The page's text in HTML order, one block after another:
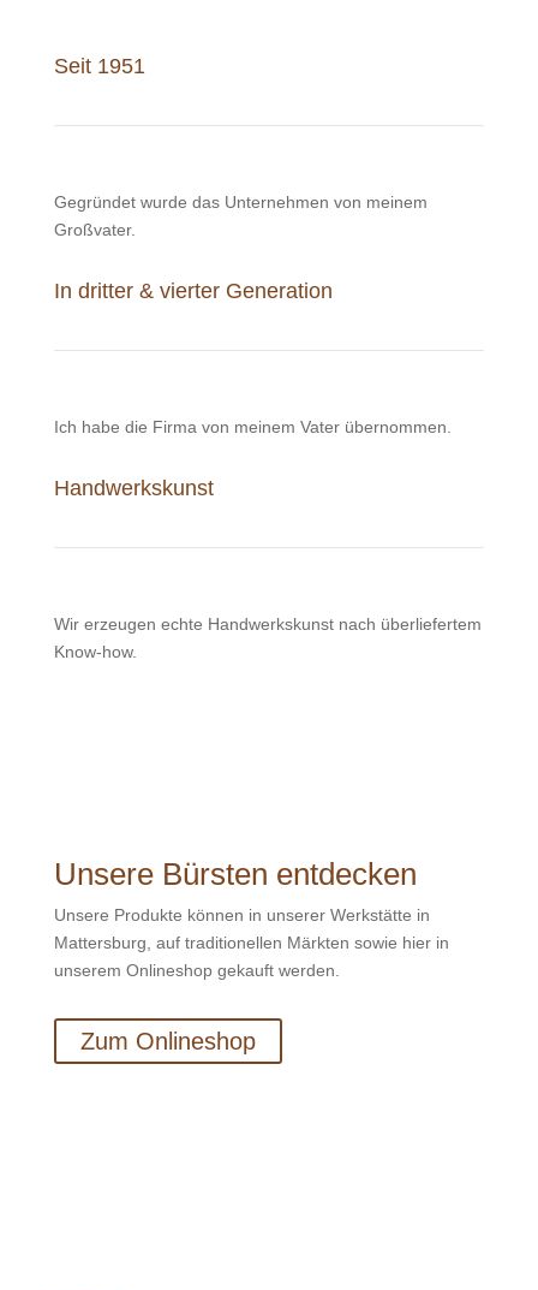
Seit 1951
Gegründet wurde das Unternehmen von meinem
Großvater.
In dritter & vierter Generation
Ich habe die Firma von meinem Vater übernommen.
Handwerkskunst
Wir erzeugen echte Handwerkskunst nach überliefertem
Know-how.
Unsere Bürsten entdecken
Unsere Produkte können in unserer Werkstätte in
Mattersburg, auf traditionellen Märkten sowie hier in
unserem Onlineshop gekauft werden.
Zum Onlineshop